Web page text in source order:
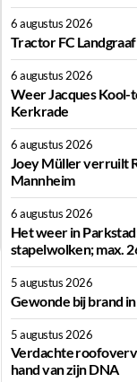
6 augustus 2026
Tractor FC
6 augustus 2026
Weer Jacques Kool-
Kerkrade
6 augustus 2026
Joey Müller verruilt
Mannheim
6 augustus 2026
Het weer in
stapelwolken; max.
5 augustus 2026
Gewonde bij brand
5 augustus 2026
Verdachte
hand van zijn DNA